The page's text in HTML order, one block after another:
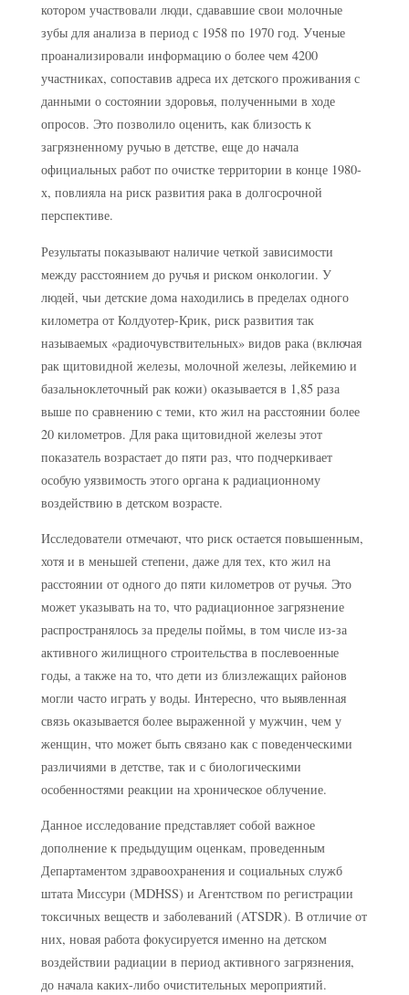
котором участвовали люди, сдававшие свои молочные
зубы для анализа в период с 1958 по 1970 год. Ученые
проанализировали информацию о более чем 4200
участниках, сопоставив адреса их детского проживания с
данными о состоянии здоровья, полученными в ходе
опросов. Это позволило оценить, как близость к
загрязненному ручью в детстве, еще до начала
официальных работ по очистке территории в конце 1980-
х, повлияла на риск развития рака в долгосрочной
перспективе.
Результаты показывают наличие четкой зависимости
между расстоянием до ручья и риском онкологии. У
людей, чьи детские дома находились в пределах одного
километра от Колдуотер-Крик, риск развития так
называемых «радиочувствительных» видов рака (включая
рак щитовидной железы, молочной железы, лейкемию и
базальноклеточный рак кожи) оказывается в 1,85 раза
выше по сравнению с теми, кто жил на расстоянии более
20 километров. Для рака щитовидной железы этот
показатель возрастает до пяти раз, что подчеркивает
особую уязвимость этого органа к радиационному
воздействию в детском возрасте.
Исследователи отмечают, что риск остается повышенным,
хотя и в меньшей степени, даже для тех, кто жил на
расстоянии от одного до пяти километров от ручья. Это
может указывать на то, что радиационное загрязнение
распространялось за пределы поймы, в том числе из-за
активного жилищного строительства в послевоенные
годы, а также на то, что дети из близлежащих районов
могли часто играть у воды. Интересно, что выявленная
связь оказывается более выраженной у мужчин, чем у
женщин, что может быть связано как с поведенческими
различиями в детстве, так и с биологическими
особенностями реакции на хроническое облучение.
Данное исследование представляет собой важное
дополнение к предыдущим оценкам, проведенным
Департаментом здравоохранения и социальных служб
штата Миссури (MDHSS) и Агентством по регистрации
токсичных веществ и заболеваний (ATSDR). В отличие от
них, новая работа фокусируется именно на детском
воздействии радиации в период активного загрязнения,
до начала каких-либо очистительных мероприятий.